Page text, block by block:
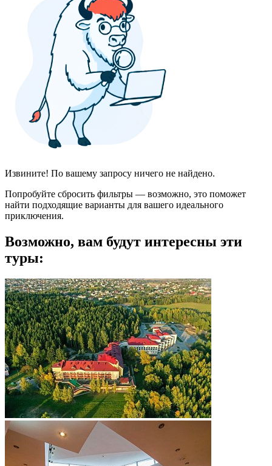
Извините! По вашему запросу ничего не найдено.
Попробуйте сбросить фильтры — возможно, это поможет
найти подходящие варианты для вашего идеального
приключения.
Возможно, вам будут интересны эти
туры: